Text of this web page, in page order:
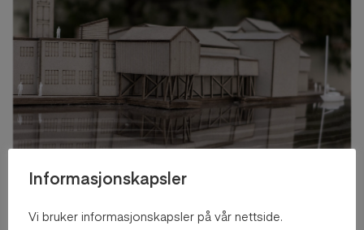
2023
Informasjonskapsler
Vi bruker informasjonskapsler på vår nettside.